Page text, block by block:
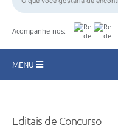
Acompanhe-nos:
MENU
Turismo
Editais de Concurso